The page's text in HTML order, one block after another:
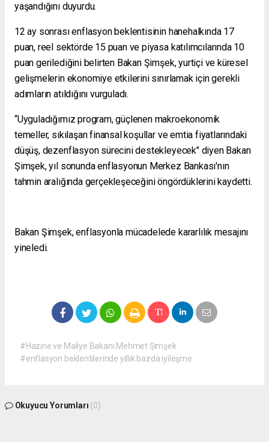
yaşandığını duyurdu.
12 ay sonrası enflasyon beklentisinin hanehalkında 17
puan, reel sektörde 15 puan ve piyasa katılımcılarında 10
puan gerilediğini belirten Bakan Şimşek, yurtiçi ve küresel
gelişmelerin ekonomiye etkilerini sınırlamak için gerekli
adımların atıldığını vurguladı.
“Uyguladığımız program, güçlenen makroekonomik
temeller, sıkılaşan finansal koşullar ve emtia fiyatlarındaki
düşüş, dezenflasyon sürecini destekleyecek" diyen Bakan
Şimşek, yıl sonunda enflasyonun Merkez Bankası'nın
tahmin aralığında gerçekleşeceğini öngördüklerini kaydetti.
Bakan Şimşek, enflasyonla mücadelede kararlılık mesajını
yineledi.
#Hazine ve Maliye Bakanı Mehmet Şimşek
#enflasyon beklentilerinde yıllık bazda iyileşme
Okuyucu Yorumları (0)